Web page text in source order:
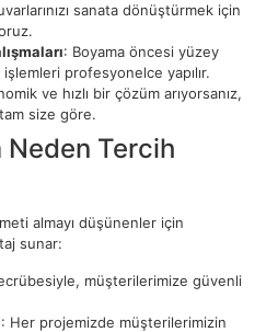
sanata dönüştürmek için
: Boyama öncesi yüzey
işlemleri profesyonelce yapılır.
ve hızlı bir çözüm arıyorsanız,
size göre.
Tercih
almayı düşünenler için
sunar:
müşterilerimize güvenli
: Her projemizde müşterilerimizin